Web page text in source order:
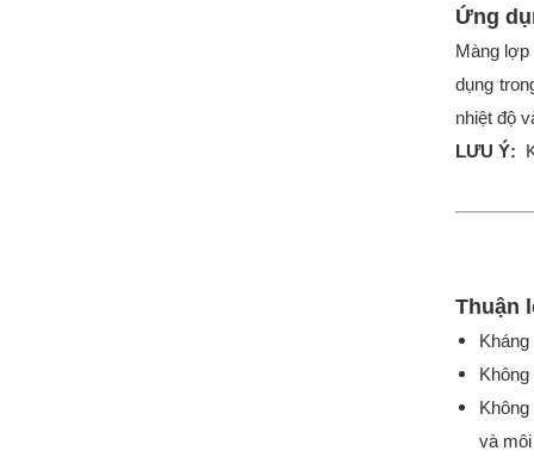
Ứng
Màng
dụng
nhiệt độ
LƯU Ý:
Thuận
và